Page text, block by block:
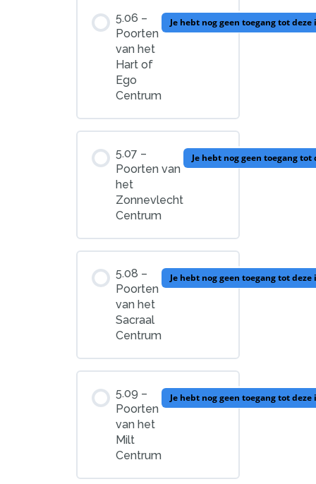
5.06 –
Poorten
van het
Hart of
Ego
Centrum
Je hebt nog geen toegang tot
5.07 –
Poorten van
het
Zonnevlecht
Centrum
Je hebt nog geen toegang tot
5.08 –
Poorten
van het
Sacraal
Centrum
Je hebt nog geen toegang tot
5.09 –
Poorten
van het
Milt
Centrum
Je hebt nog geen toegang tot